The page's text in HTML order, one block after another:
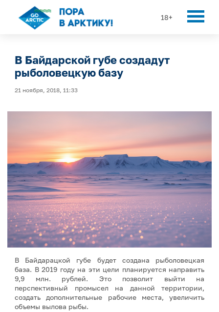
18+
В Байдарской губе создадут
рыболовецкую базу
21 ноября, 2018, 11:33
В Байдарацкой губе будет создана рыболовецкая
база. В 2019 году на эти цели планируется направить
9,9 млн. рублей. Это позволит выйти на
перспективный промысел на данной территории,
создать дополнительные рабочие места, увеличить
объемы вылова рыбы.